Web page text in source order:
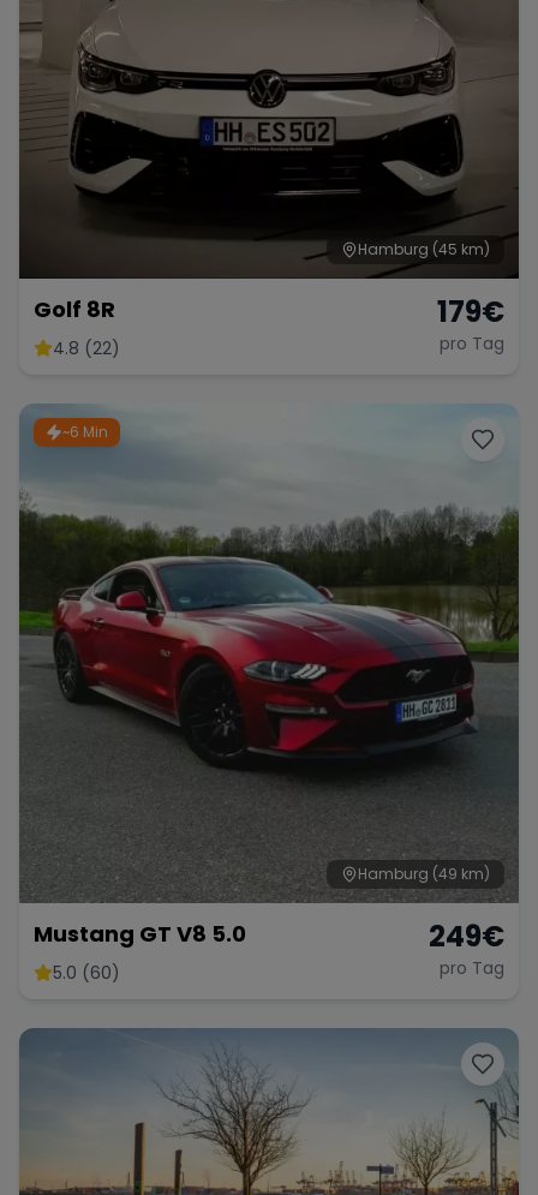
Hamburg (45 km)
Golf 8R
4.8 (22)
179€
pro Tag
~6 Min
Hamburg (49 km)
Mustang GT V8 5.0
5.0 (60)
249€
pro Tag